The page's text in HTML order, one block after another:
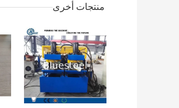
منتجات أخرى